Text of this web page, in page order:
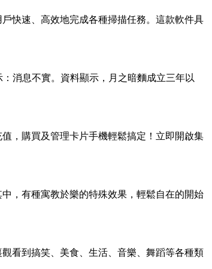
快速、高效地完成各種掃描任務。這款軟件具
消息不實。資料顯示，月之暗麵成立三年以
，購買及管理卡片手機輕鬆搞定！立即開啟集
，有種寓教於樂的特殊效果，輕鬆自在的開始
看到搞笑、美食、生活、音樂、舞蹈等各種類